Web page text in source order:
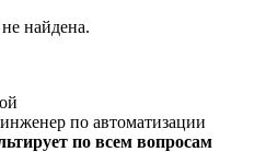
найдена.
по автоматизации
по всем вопросам